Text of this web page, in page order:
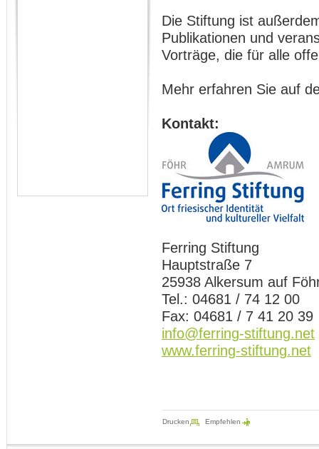
Die Stiftung ist
Publikationen und
Vorträge, die für alle
Mehr erfahren Sie auf
Kontakt:
Ferring Stiftung
Hauptstraße 7
25938 Alkersum auf
Tel.: 04681 / 74 12 00
Fax: 04681 / 7 41 20 39
info@ferring-stiftung.net
www.ferring-stiftung.net
Drucken Empfehlen